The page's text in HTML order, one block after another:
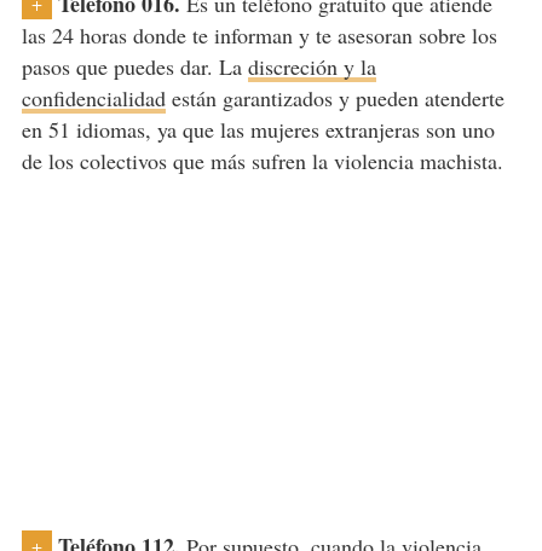
las 24 horas donde te informan y te asesoran sobre los
pasos que puedes dar. La discreción y la
confidencialidadestán garantizados y pueden atenderte
en 51 idiomas, ya que las mujeres extranjeras son uno
de los colectivos que más sufren la violencia machista.
+